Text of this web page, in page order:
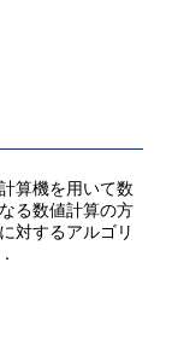
算機を用いて数
る数値計算の方
対するアルゴリ